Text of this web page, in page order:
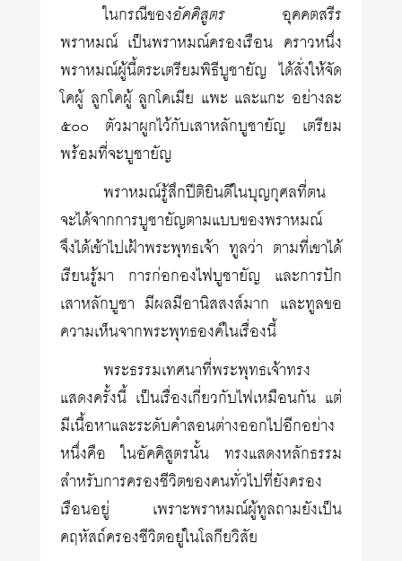
ในกรณีของอัคคิสูตร อุคคตสรีร
พราหมณ์ เป็นพราหมณ์ครองเรือน คราวหนึ่ง
พราหมณ์ผู้นี้ตระเตรียมพิธีบูชายัญ ได้สั่งให้จัด
โคผู้ ลูกโคผู้ ลูกโคเมีย แพะ และแกะ อย่างละ
๕๐๐ ตัวมาผูกไว้กับเสาหลักบูชายัญ เตรียม
พร้อมที่จะบูชายัญ
พราหมณ์รู้สึกปีติยินดีในบุญกุศลที่ตน
จะได้จากการบูชายัญตามแบบของพราหมณ์
จึงได้เข้าไปเฝ้าพระพุทธเจ้า ทูลว่า ตามที่เขาได้
เรียนรู้มา การก่อกองไฟบูชายัญ และการปัก
เสาหลักบูชา มีผลมีอานิสสงส์มาก และทูลขอ
ความเห็นจากพระพุทธองค์ในเรื่องนี้
พระธรรมเทศนาที่พระพุทธเจ้าทรง
แสดงครั้งนี้ เป็นเรื่องเกี่ยวกับไฟเหมือนกัน แต่
มีเนื้อหาและระดับคำสอนต่างออกไปอีกอย่าง
หนึ่งคือ ในอัคคิสูตรนั้น ทรงแสดงหลักธรรม
สำหรับการครองชีวิตของคนทั่วไปที่ยังครอง
เรือนอยู่ เพราะพราหมณ์ผู้ทูลถามยังเป็น
คฤหัสถ์ครองชีวิตอยู่ในโลกียวิสัย